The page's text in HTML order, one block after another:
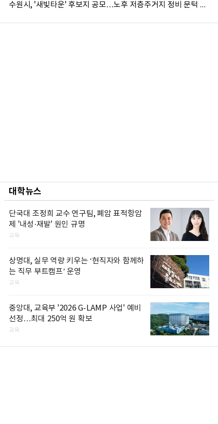
수원시, '새빛타운' 후보지 공모…노후 저층주거지 정비 문턱 낮췄다
대학뉴스
단국대 조정희 교수 연구팀, 폐암 표적항암
제 '내성·재발' 원인 규명
교육
상명대, 실무 역량 키우는 ‘현직자와 함께하
는 직무 부트캠프’ 운영
교육
중앙대, 교육부 '2026 G-LAMP 사업' 예비
선정…최대 250억 원 확보
교육